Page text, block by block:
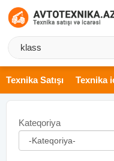
Texnika Satışı Texnika
Kateqoriya